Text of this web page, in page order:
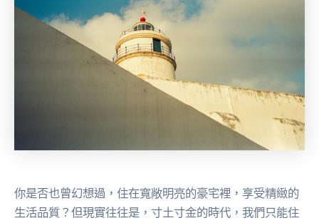
你是否也曾幻想過，住在寬敞明亮的豪宅裡，享受精緻的
生活品質？但現實往往是，寸土寸金的時代，我們只能住